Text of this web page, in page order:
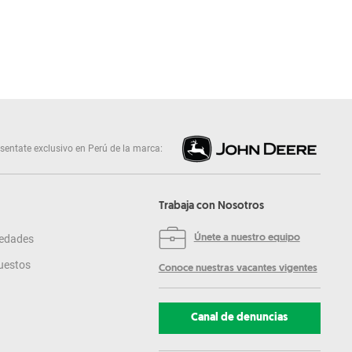
exclusivo en Perú de la marca:
Trabaja con Nosotros
Únete a nuestro equipo
Conoce nuestras vacantes vigentes
Canal de denuncias